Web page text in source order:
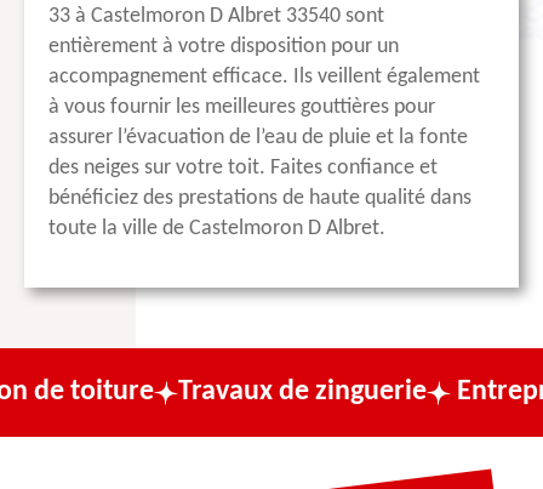
33 à Castelmoron D Albret 33540 sont
entièrement à votre disposition pour un
accompagnement efficace. Ils veillent également
à vous fournir les meilleures gouttières pour
assurer l’évacuation de l’eau de pluie et la fonte
des neiges sur votre toit. Faites confiance et
bénéficiez des prestations de haute qualité dans
toute la ville de Castelmoron D Albret.
Travaux de zinguerie Entreprise de